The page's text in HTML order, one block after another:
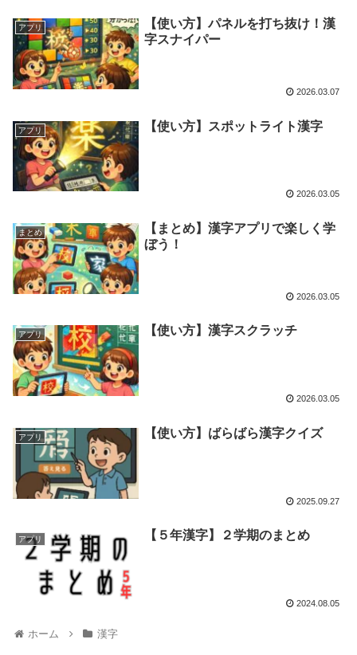
アプリ
【使い方】パネルを打ち抜け！漢
字スナイパー
2026.03.07
アプリ 【使い方】スポットライト漢字
2026.03.05
まとめ
【まとめ】漢字アプリで楽しく学
ぼう！
2026.03.05
アプリ 【使い方】漢字スクラッチ
2026.03.05
アプリ 【使い方】ばらばら漢字クイズ
2025.09.27
アプリ 【５年漢字】２学期のまとめ
2024.08.05
ホーム 漢字